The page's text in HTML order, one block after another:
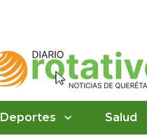
Deportes Salud